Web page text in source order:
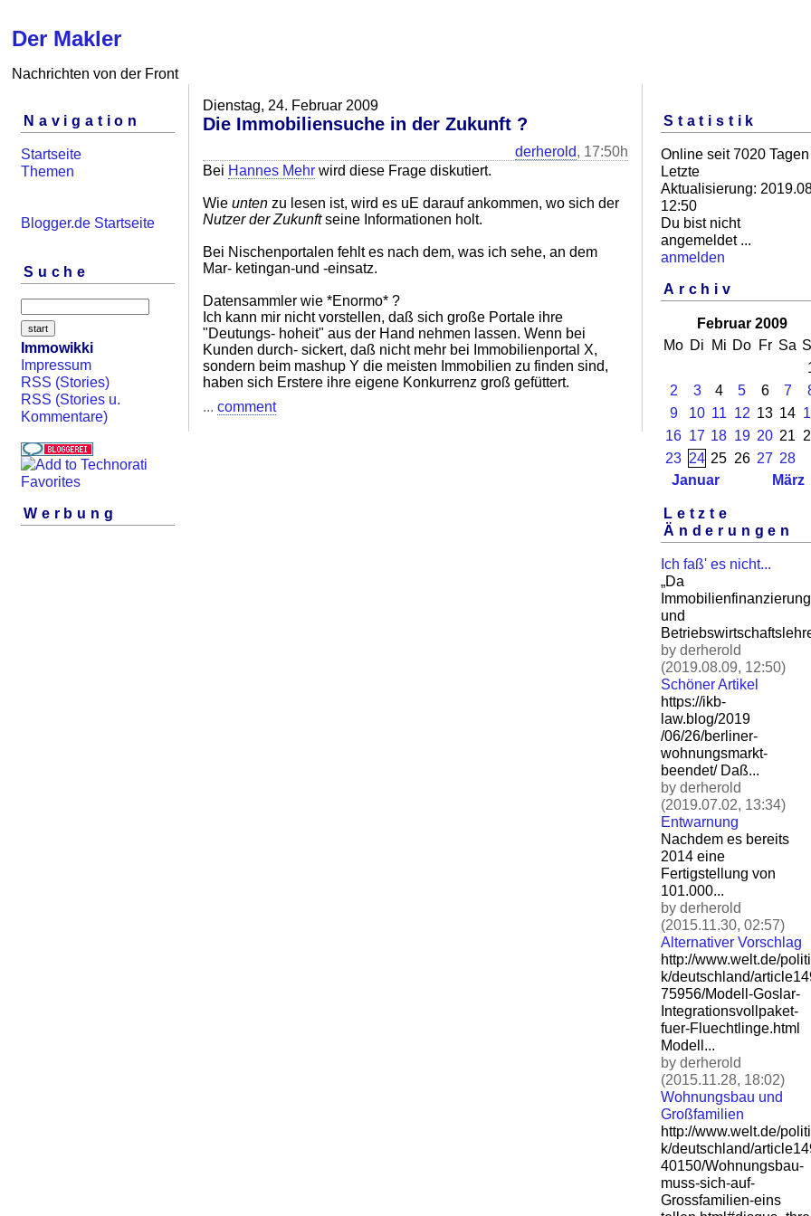
Der Makler
Nachrichten von der Front
Navigation
Startseite
Themen
Blogger.de Startseite
Suche
Immowikki
Impressum
RSS (Stories)
RSS (Stories u.
Kommentare)
Werbung
Dienstag, 24. Februar 2009
Die Immobiliensuche in der Zukunft ?
derherold, 17:50h
Bei Hannes Mehr wird diese Frage diskutiert.
Wie unten zu lesen ist, wird es uE darauf ankommen, wo sich der
Nutzer der Zukunftseine Informationen holt.
Bei Nischenportalen fehlt es nach dem, was ich sehe, an dem
Mar- ketingan-und -einsatz.
Datensammler wie *Enormo* ?
Ich kann mir nicht vorstellen, daß sich große Portale ihre
"Deutungs- hoheit" aus der Hand nehmen lassen. Wenn bei
Kunden durch- sickert, daß nicht mehr bei Immobilienportal X,
sondern beim mashup Y die meisten Immobilien zu finden sind,
haben sich Erstere ihre eigene Konkurrenz groß gefüttert.
... comment
Statistik
Online seit 7020 Tagen
Letzte
Aktualisierung:
12:50
Du bist nicht
angemeldet ...
anmelden
Archiv
Februar 2009
Mo Di Mi Do Fr Sa
2
3 4 5 6 7
9
10 11 12 13 14
16 17 18 19 20 21
23 24 25 26 27 28
Januar
März
Letzte
Änderungen
Ich faß' es nicht...
„Da
Immobilienfinanzierung
und
by derherold
(2019.08.09, 12:50)
Schöner Artikel
https://ikb-
law.blog/2019
/06/26/berliner-
wohnungsmarkt-
beendet/ Daß...
by derherold
(2019.07.02, 13:34)
Entwarnung
Nachdem es bereits
2014 eine
Fertigstellung von
101.000...
by derherold
(2015.11.30, 02:57)
Alternativer Vorschlag
http://www.welt.de/politi
k/deutschland/
75956/Modell-Goslar-
Integrationsvollpaket-
fuer-Fluechtlinge.html
Modell...
by derherold
(2015.11.28, 18:02)
Wohnungsbau und
Großfamilien
http://www.welt.de/politi
k/deutschland/
40150/Wohnungsbau-
muss-sich-auf-
Grossfamilien-eins